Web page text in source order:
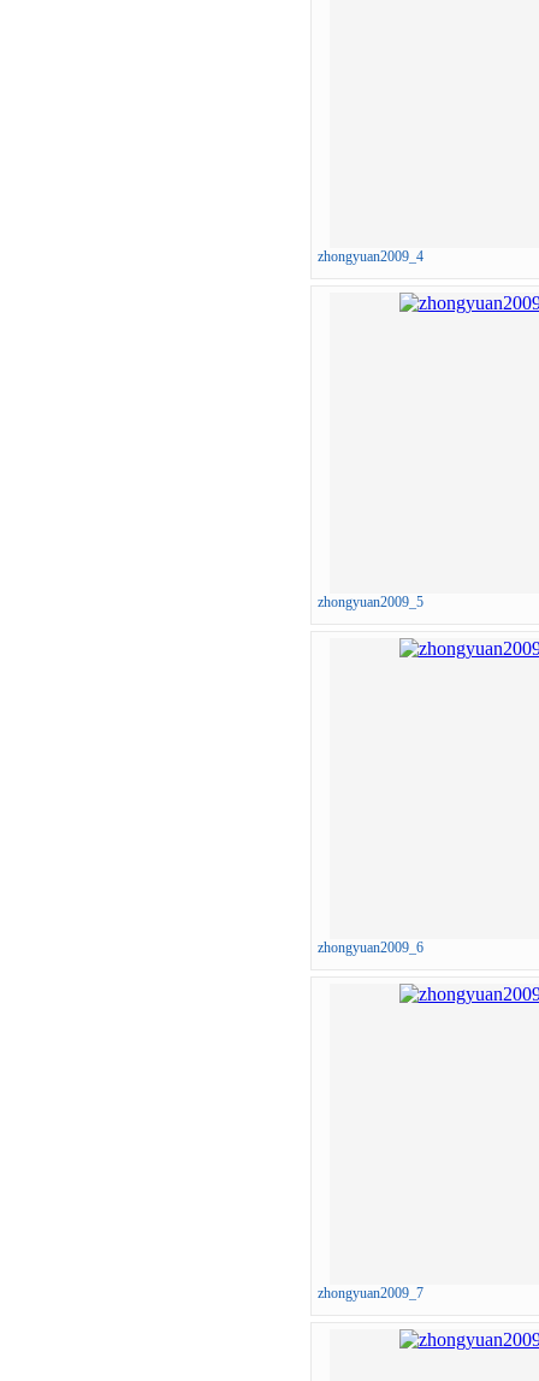
zhongyuan2009_4
zhongyuan2009_5
zhongyuan2009_6
zhongyuan2009_7